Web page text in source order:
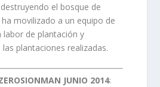
el bosque de
movilizado a un equipo de
labor de plantación y
plantaciones realizadas.
JUNIO 2014: